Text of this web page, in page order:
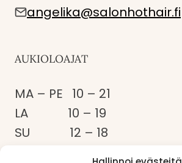
angelika@salonhothair.fi
AUKIOLOAJAT
MA – PE 10 – 21
LA 10 – 19
SU 12 – 18